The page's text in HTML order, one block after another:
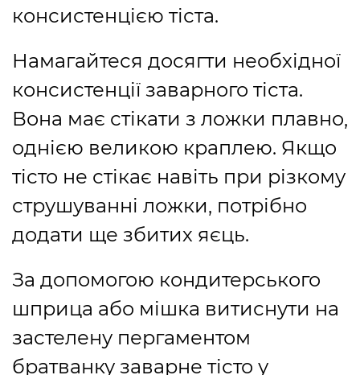
консистенцією тіста.
Намагайтеся досягти необхідної
консистенції заварного тіста.
Вона має стікати з ложки плавно,
однією великою краплею. Якщо
тісто не стікає навіть при різкому
струшуванні ложки, потрібно
додати ще збитих яєць.
За допомогою кондитерського
шприца або мішка витиснути на
застелену пергаментом
братванку заварне тісто у